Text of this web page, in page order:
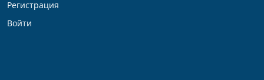
Регистрация
Войти